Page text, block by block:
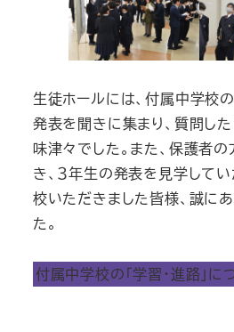
生徒ホールには、付属中学校
発表を聞きに集まり、質問し
味津々でした。また、保護者
き、３年生の発表を見学して
校いただきました皆様、誠に
た。
付属中学校の「学習・進路」に